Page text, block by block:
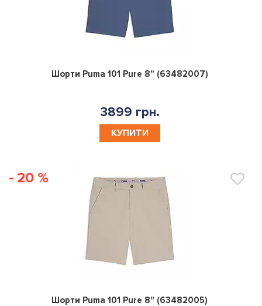
0
Шорти Puma 101 Pure 8" (63482007)
3899 грн.
КУПИТИ
- 20 %
0
Шорти Puma 101 Pure 8" (63482005)